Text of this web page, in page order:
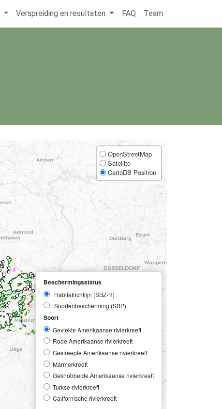
Verspreiding en resultaten FAQ Team
OpenStreetMap
Satellite
CartoDB Positron
Beschermingsstatus
Habitatrichtlijn (SBZ-H)
Soortenbescherming (SBP)
Soort
Gevlekte Amerikaanse rivierkreeft
Rode Amerikaanse rivierkreeft
Gestreepte Amerikaanse rivierkreeft
Marmerkreeft
Geknobbelde Amerikaanse rivierkreeft
Turkse rivierkreeft
Californische rivierkreeft